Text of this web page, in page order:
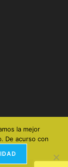
la mejor
De acurso con